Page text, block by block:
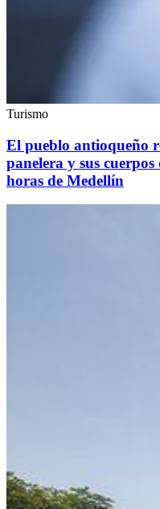
Turismo
El pueblo antioqueño
panelera y sus
horas de Medellín